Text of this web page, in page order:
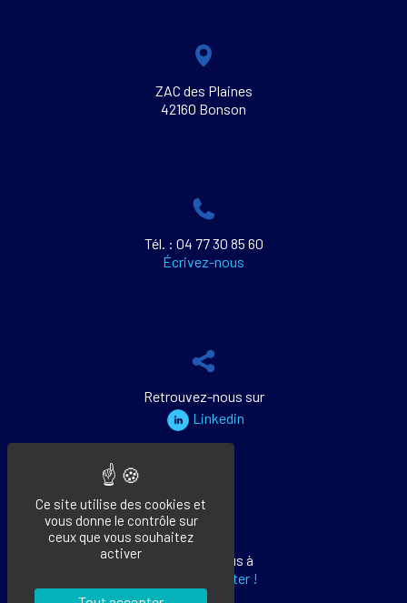
ZAC des Plaines
42160 Bonson
Tél. : 04 77 30 85 60
Écrivez-nous
Retrouvez-nous sur
Linkedin
Abonnez-vous à
notre newsletter !
Ce site utilise des cookies et
vous donne le contrôle sur
ceux que vous souhaitez
activer